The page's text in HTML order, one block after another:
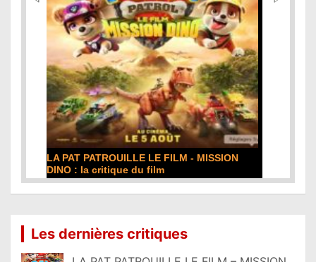
DE LA COMÉDIE-FRANÇAISE : la critique du
film
Les dernières critiques